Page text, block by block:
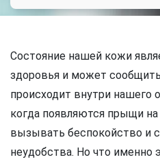
Состояние нашей кожи
здоровья и может
происходит внутри нашего
когда появляются прыщи
вызывать беспокойство и
неудобства. Но что именно